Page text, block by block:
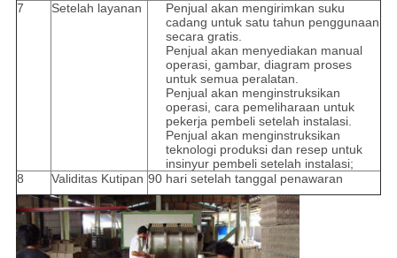
7
Setelah layanan
Penjual akan mengirimkan suku
cadang untuk satu tahun penggunaan
secara gratis.
Penjual akan menyediakan manual
operasi, gambar, diagram proses
untuk semua peralatan.
Penjual akan menginstruksikan
operasi, cara pemeliharaan untuk
pekerja pembeli setelah instalasi.
Penjual akan menginstruksikan
teknologi produksi dan resep untuk
insinyur pembeli setelah instalasi;
8
Validitas Kutipan 90 hari setelah tanggal penawaran